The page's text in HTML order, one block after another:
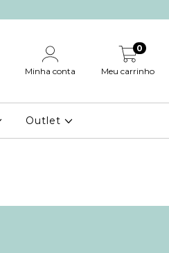
Minha conta Meu carrinho
0
Outlet